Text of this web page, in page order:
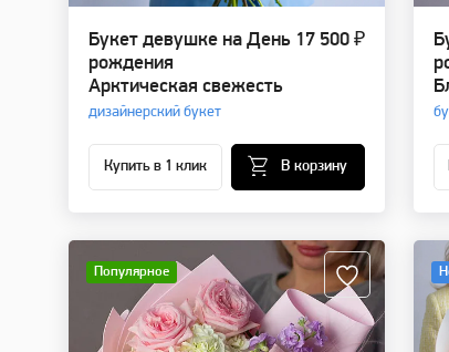
Букет девушке на День
рождения
Арктическая свежесть
дизайнерский букет
17 500 ₽
Купить в 1 клик В корзину
Популярное